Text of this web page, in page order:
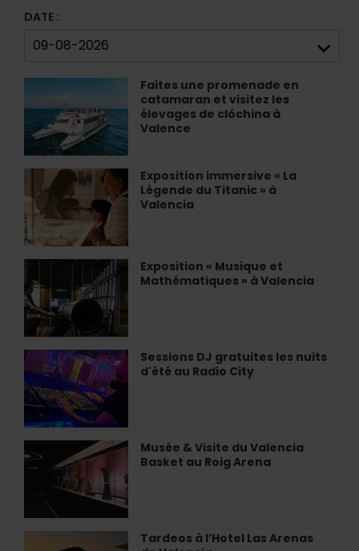
DATE :
Faites une promenade en
catamaran et visitez les
élevages de clóchina à
Valence
promenade
en
catamaran
et
visitez
les
élevages
de
à
Valence
Exposition immersive « La
Légende du Titanic » à
Valencia
Exposition
immersive
«
La
Légende
du
Titanic
»
à
Valencia
Exposition « Musique et
Mathématiques » à Valencia
Exposition
«
Musique
et
Mathématiques
»
à
Valencia
Sessions DJ gratuites les nuits
d'été au Radio City
Sessions
DJ
gratuites
les
nuits
d'été
au
Musée & Visite du Valencia
Basket au Roig Arena
Musée
&
Valencia
Basket
Tardeos à l’Hotel Las Arenas